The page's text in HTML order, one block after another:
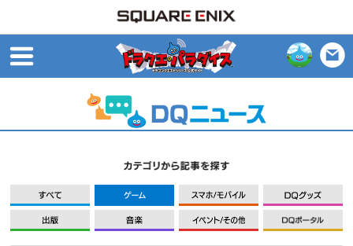
すべて ゲーム モバイル
音楽 イベント/その他